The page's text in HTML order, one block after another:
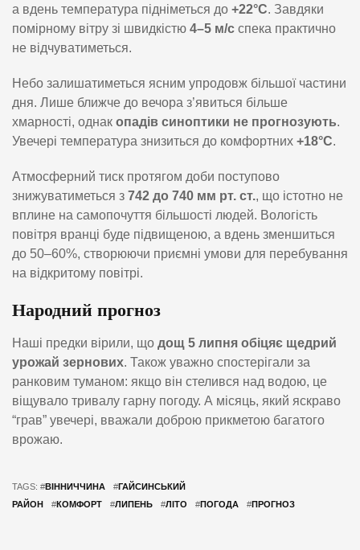
а вдень температура підніметься до +22°C. Завдяки
помірному вітру зі швидкістю 4–5 м/с спека практично
не відчуватиметься.
Небо залишатиметься ясним упродовж більшої частини
дня. Лише ближче до вечора з’явиться більше
хмарності, однак опадів синоптики не прогнозують.
Увечері температура знизиться до комфортних +18°C.
Атмосферний тиск протягом доби поступово
знижуватиметься з 742 до 740 мм рт. ст., що істотно не
вплине на самопочуття більшості людей. Вологість
повітря вранці буде підвищеною, а вдень зменшиться
до 50–60%, створюючи приємні умови для перебування
на відкритому повітрі.
Народний прогноз
Наші предки вірили, що дощ 5 липня обіцяє щедрий
урожай зернових. Також уважно спостерігали за
ранковим туманом: якщо він стелився над водою, це
віщувало тривалу гарну погоду. А місяць, який яскраво
“грав” увечері, вважали доброю прикметою багатого
врожаю.
TAGS: #ВІННИЧЧИНА #ГАЙСИНСЬКИЙ
РАЙОН
#КОМФОРТ #ЛИПЕНЬ #ЛІТО #ПОГОДА #ПРОГНОЗ